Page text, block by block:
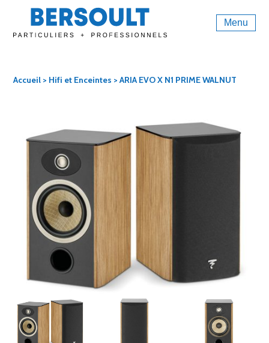
Menu
Accueil > Hifi et Enceintes > ARIA EVO X N1 PRIME WALNUT